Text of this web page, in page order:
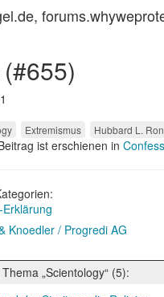
(#655)
Extremismus Hubbard L. Ron
ist erschienen in
Knoedler / Progredi AG
„Scientology“ (5):